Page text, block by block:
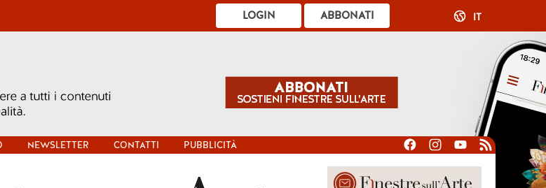
ABBONATI
LOGIN IT
NEWSLETTER CONTATTI PUBBLICITÀ